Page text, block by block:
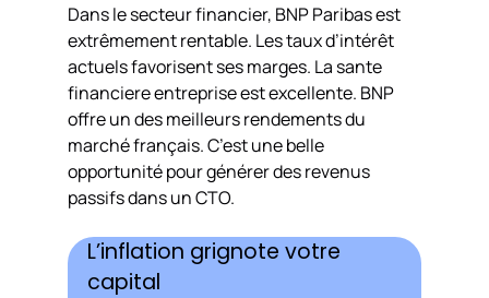
Dans le secteur financier, BNP Paribas est
extrêmement rentable. Les taux d’intérêt
actuels favorisent ses marges. La sante
financiere entreprise est excellente. BNP
offre un des meilleurs rendements du
marché français. C’est une belle
opportunité pour générer des revenus
passifs dans un CTO.
L’inflation grignote votre
capital